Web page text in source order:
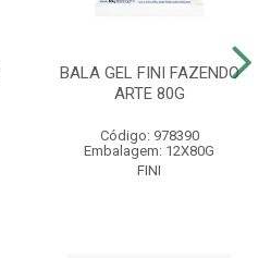
BALA GEL FINI FAZENDO
ARTE 80G
Código: 978390
Embalagem: 12X80G
FINI